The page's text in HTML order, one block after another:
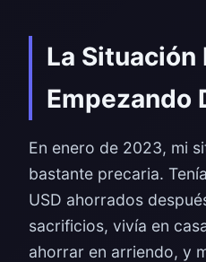
La Situación
Empezando
En enero de 2023, mi
bastante precaria.
USD ahorrados
sacrificios, vivía en
ahorrar en arriendo, y